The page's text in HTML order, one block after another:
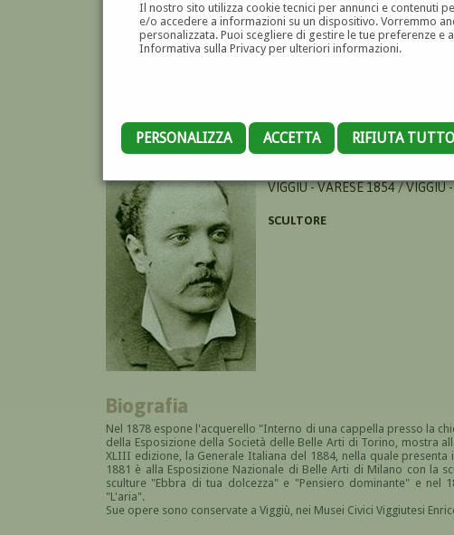
Il nostro sito utilizza cookie tecnici per annunci e contenuti
e/o accedere a informazioni su un dispositivo. Vorremmo
personalizzata. Puoi scegliere di gestire le tue preferenze
Informativa sulla Privacy per ulteriori informazioni.
PERSONALIZZA ACCETTA RIFIUTA TUTTO
ANGELO BOTTINELLI
VIGGIÙ - VARESE 1854 / VIGGIÙ
SCULTORE
Biografia
Nel 1878 espone l'acquerello "Interno di una cappella presso la
della Esposizione della Società delle Belle Arti di Torino, mostra
XLIII edizione, la Generale Italiana del 1884, nella quale
1881 è alla Esposizione Nazionale di Belle Arti di Milano con la
sculture "Ebbra di tua dolcezza" e "Pensiero dominante" e nel
"L'aria".
Sue opere sono conservate a Viggiù, nei Musei Civici Viggiutesi